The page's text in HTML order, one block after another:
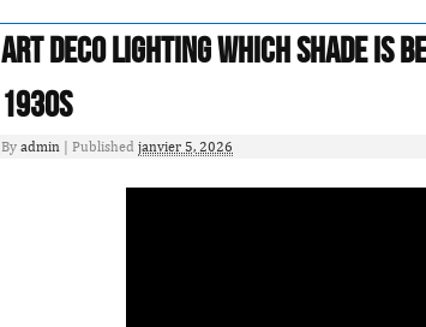
Art Deco Lighting Which Shade Is
1930s
By admin Published janvier 5, 2026